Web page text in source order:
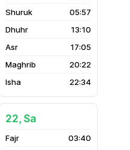
05:57
13:10
17:05
20:22
22:34
22, Sa
03:40